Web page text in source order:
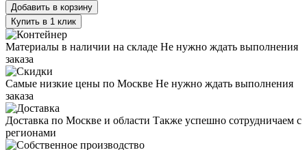
Добавить в корзину
Купить в 1 клик
Материалы в наличии на складе Не нужно ждать выполнения
заказа
Самые низкие цены по Москве Не нужно ждать выполнения
заказа
Доставка по Москве и области Также успешно сотрудничаем с
регионами